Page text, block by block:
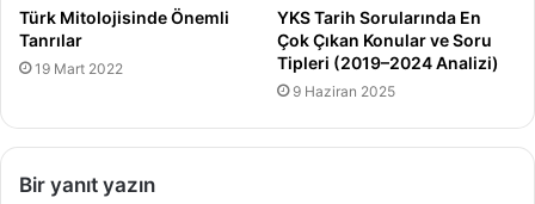
Türk Mitolojisinde Önemli
Tanrılar
19 Mart 2022
YKS Tarih Sorularında En
Çok Çıkan Konular ve Soru
Tipleri (2019–2024 Analizi)
9 Haziran 2025
Bir yanıt yazın